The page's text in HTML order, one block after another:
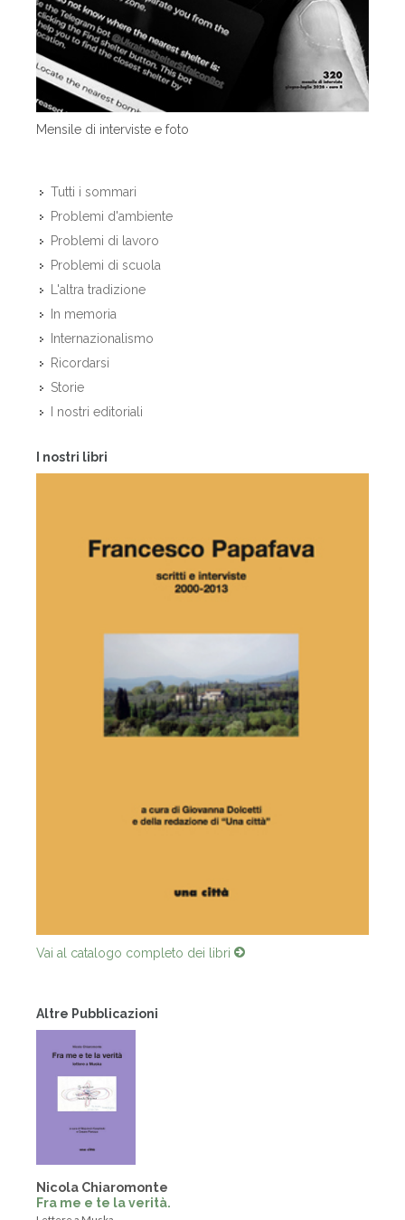
Mensile di interviste e foto
Tutti i sommari
Problemi d'ambiente
Problemi di lavoro
Problemi di scuola
L'altra tradizione
In memoria
Internazionalismo
Ricordarsi
Storie
I nostri editoriali
I nostri libri
Vai al catalogo completo dei libri
Altre Pubblicazioni
Nicola Chiaromonte
Fra me e te la verità.